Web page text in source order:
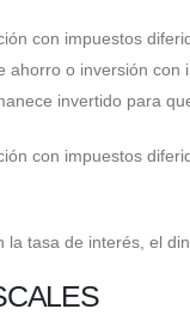
con impuestos
ahorro o inversión
invertido para
con impuestos
la tasa de interés, el